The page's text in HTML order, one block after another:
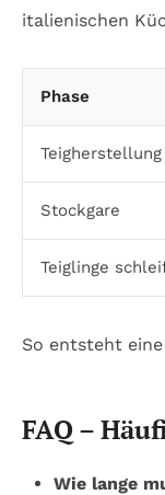
italienischen
Phase
Teigherstellung
Stockgare
Teiglinge
So entsteht
FAQ –
Wie lange